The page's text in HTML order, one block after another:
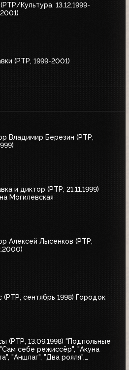
Культура, 13.12.1999-
(РТР, 1999-2001)
Владимир Березин (РТР,
и диктор (РТР, 21.11.1999)
Могилевская
Алексей Лысенков (РТР,
(РТР, сентябрь 1998) Городок
(РТР, 13.09.1998) "Подпольные
себе режиссёр", "Акуна
"Аншлаг", "Два рояля",